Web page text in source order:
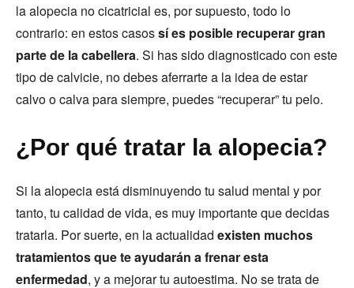
la alopecia no cicatricial es, por supuesto, todo lo
contrario: en estos casossí es posible recuperar gran
parte de la cabellera. Si has sido diagnosticado con este
tipo de calvicie, no debes aferrarte a la idea de estar
calvo o calva para siempre, puedes “recuperar” tu pelo.
¿Por qué tratar la alopecia?
Si la alopecia está disminuyendo tu salud mental y por
tanto, tu calidad de vida, es muy importante que decidas
tratarla. Por suerte, en la actualidad existen muchos
tratamientos que te ayudarán a frenar esta
enfermedad, y a mejorar tu autoestima. No se trata de